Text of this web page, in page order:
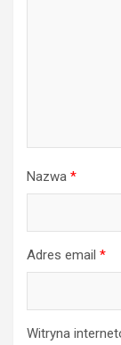
Nazwa *
Adres email *
Witryna